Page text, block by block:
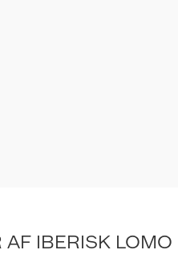
IBERISK LOMO